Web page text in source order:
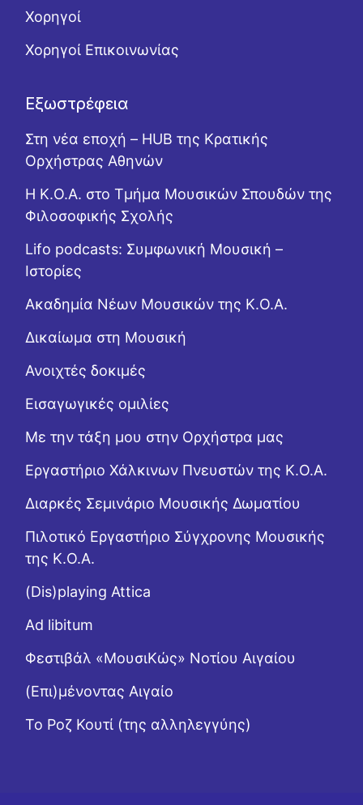
Χορηγοί
Χορηγοί Επικοινωνίας
Εξωστρέφεια
Στη νέα εποχή – HUB της Κρατικής
Ορχήστρας Αθηνών
Η Κ.Ο.Α. στο Τμήμα Μουσικών Σπουδών της
Φιλοσοφικής Σχολής
Lifo podcasts: Συμφωνική Μουσική –
Ιστορίες
Ακαδημία Νέων Μουσικών της Κ.Ο.Α.
Δικαίωμα στη Μουσική
Ανοιχτές δοκιμές
Εισαγωγικές ομιλίες
Με την τάξη μου στην Ορχήστρα μας
Εργαστήριo Χάλκινων Πνευστών της Κ.Ο.Α.
Διαρκές Σεμινάριο Μουσικής Δωματίου
Πιλοτικό Εργαστήριο Σύγχρονης Μουσικής
της Κ.Ο.Α.
(Dis)playing Attica
Ad libitum
Φεστιβάλ «ΜουσιΚώς» Νοτίου Αιγαίου
(Επι)μένοντας Αιγαίο
Το Ροζ Κουτί (της αλληλεγγύης)